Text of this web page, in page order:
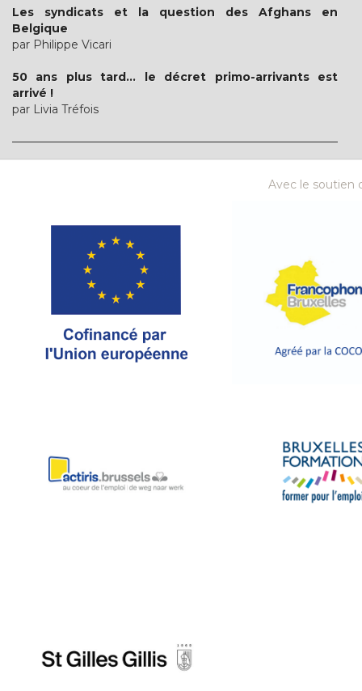
Les syndicats et la question des Afghans en
Belgique
par Philippe Vicari
50 ans plus tard… le décret primo-arrivants est
arrivé !
par Livia Tréfois
Avec le soutien